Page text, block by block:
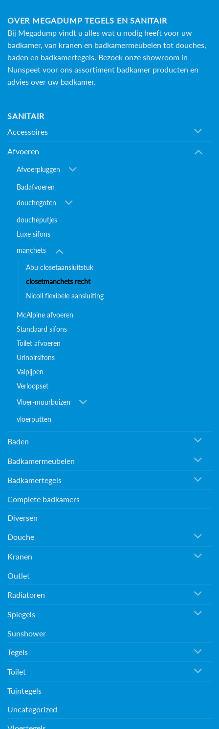
OVER MEGADUMP TEGELS EN SANITAIR
Bij Megadump vindt u alles wat u nodig heeft voor uw
badkamer, van kranen en badkamermeubelen tot douches,
baden en badkamertegels. Bezoek onze showroom in
Nunspeet voor ons assortiment badkamer producten en
advies over uw badkamer.
SANITAIR
Accessoires
Afvoeren
Afvoerpluggen
Badafvoeren
douchegoten
doucheputjes
Luxe sifons
manchets
Abu closetaansluitstuk
closetmanchets recht
Nicoll flexibele aansluiting
McAlpine afvoeren
Standaard sifons
Toilet afvoeren
Urinoirsifons
Valpijpen
Verloopset
Vloer-muurbuizen
vloerputten
Baden
Badkamermeubelen
Badkamertegels
Complete badkamers
Diversen
Douche
Kranen
Outlet
Radiatoren
Spiegels
Sunshower
Tegels
Toilet
Tuintegels
Uncategorized